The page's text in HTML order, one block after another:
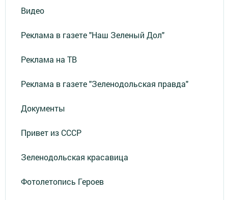
Видео
Реклама в газете "Наш Зеленый Дол"
Реклама на ТВ
Реклама в газете "Зеленодольская правда"
Документы
Привет из СССР
Зеленодольская красавица
Фотолетопись Героев